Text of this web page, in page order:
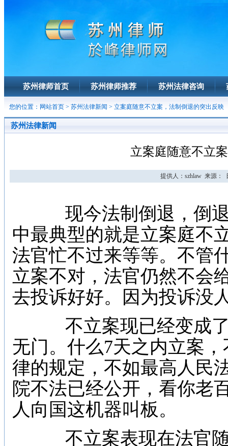
苏州律师首页 苏州律师推荐 苏州法律咨询
您的位置： 网站首页 > 苏州法律新闻 > 立案庭随意不立案，法制倒退的突出反映
苏州法律新闻
立案庭随意不立
提供人：szhlaw 来源：
现今法制倒退，倒退
中最典型的就是立案庭不
法官忙不过来等等。不管
立案不对，法官仍然不会
去投诉好好。因为投诉没
不立案现已经变成了
无门。什么7天之内立案
律的规定，不如最高人民
院不法已经公开，看你老
人向国这机器叫板。
不立案表现在法官随